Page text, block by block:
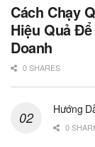
Cách Chạy
Hiệu Quả
Doanh
0 SHARES
Hướng
0